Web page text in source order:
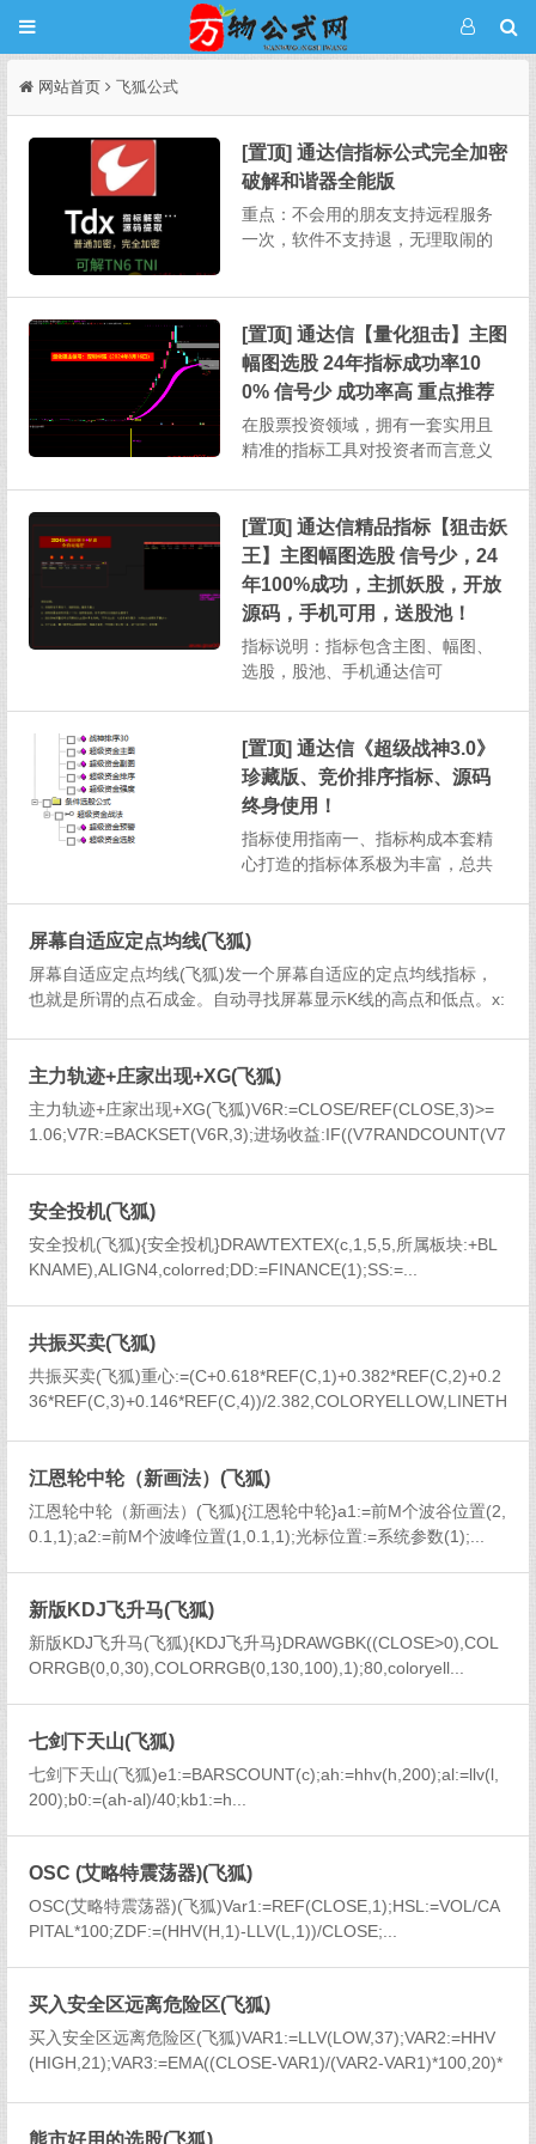
网站首页 飞狐公式
[置顶] 通达信指标公式完全加密
破解和谐器全能版
重点：不会用的朋友支持远程服务
一次，软件不支持退，无理取闹的
解软件也需要连网状态下授权使
用。本次发布的软件不用任何授
权，下载解压即用，不绑定电...
[置顶] 通达信【量化狙击】主图
幅图选股 24年指标成功率10
0% 信号少 成功率高 重点推荐
在股票投资领域，拥有一套实用且
精准的指标工具对投资者而言意义
幅图、选股以及股池等多个部分，
并且支持在手机通达信软件上操
作，为投资者提供了高效且便捷的
投资分析方式。一、指标构成与基
本...
[置顶] 通达信精品指标【狙击妖
王】主图幅图选股 信号少，24
年100%成功，主抓妖股，开放
源码，手机可用，送股池！
指标说明：指标包含主图、幅图、
选股，股池、手机通达信可
下载！2、预警设置：每天下午13：
30以后即可3、股价跌破预警信号...
[置顶] 通达信《超级战神3.0》
珍藏版、竞价排序指标、源码
终身使用！
指标使用指南一、指标构成本套精
心打造的指标体系极为丰富，总共
标，总计7个指标，为投资者提供全
方位的股市分析视角。二、选股指
标说明（一）超级资金选股选股逻
屏幕自适应定点均线(飞狐)
屏幕自适应定点均线(飞狐)发一个屏幕自适应的定点均线指标，
也就是所谓的点石成金。自动寻找屏幕显示K线的高点和低点。x:
主力轨迹+庄家出现+XG(飞狐)
主力轨迹+庄家出现+XG(飞狐)V6R:=CLOSE/REF(CLOSE,3)>=
1.06;V7R:=BACKSET(V6R,3);进场收益:IF((V7RANDCOUNT(V7
安全投机(飞狐)
安全投机(飞狐){安全投机}DRAWTEXTEX(c,1,5,5,所属板块:+BL
KNAME),ALIGN4,colorred;DD:=FINANCE(1);SS:=...
共振买卖(飞狐)
共振买卖(飞狐)重心:=(C+0.618*REF(C,1)+0.382*REF(C,2)+0.2
36*REF(C,3)+0.146*REF(C,4))/2.382,COLORYELLOW,LINETH
江恩轮中轮（新画法）(飞狐)
江恩轮中轮（新画法）(飞狐){江恩轮中轮}a1:=前M个波谷位置(2,
0.1,1);a2:=前M个波峰位置(1,0.1,1);光标位置:=系统参数(1);...
新版KDJ飞升马(飞狐)
新版KDJ飞升马(飞狐){KDJ飞升马}DRAWGBK((CLOSE>0),COL
ORRGB(0,0,30),COLORRGB(0,130,100),1);80,coloryell...
七剑下天山(飞狐)
七剑下天山(飞狐)e1:=BARSCOUNT(c);ah:=hhv(h,200);al:=llv(l,
200);b0:=(ah-al)/40;kb1:=h...
OSC (艾略特震荡器)(飞狐)
OSC(艾略特震荡器)(飞狐)Var1:=REF(CLOSE,1);HSL:=VOL/CA
PITAL*100;ZDF:=(HHV(H,1)-LLV(L,1))/CLOSE;...
买入安全区远离危险区(飞狐)
买入安全区远离危险区(飞狐)VAR1:=LLV(LOW,37);VAR2:=HHV
(HIGH,21);VAR3:=EMA((CLOSE-VAR1)/(VAR2-VAR1)*100,20)*
熊市好用的选股(飞狐)